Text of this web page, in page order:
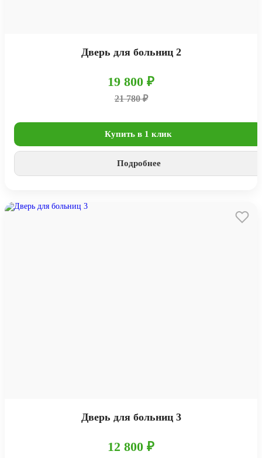
Дверь для больниц 2
19 800 ₽
21 780 ₽
Купить в 1 клик
Подробнее
Дверь для больниц 3
12 800 ₽